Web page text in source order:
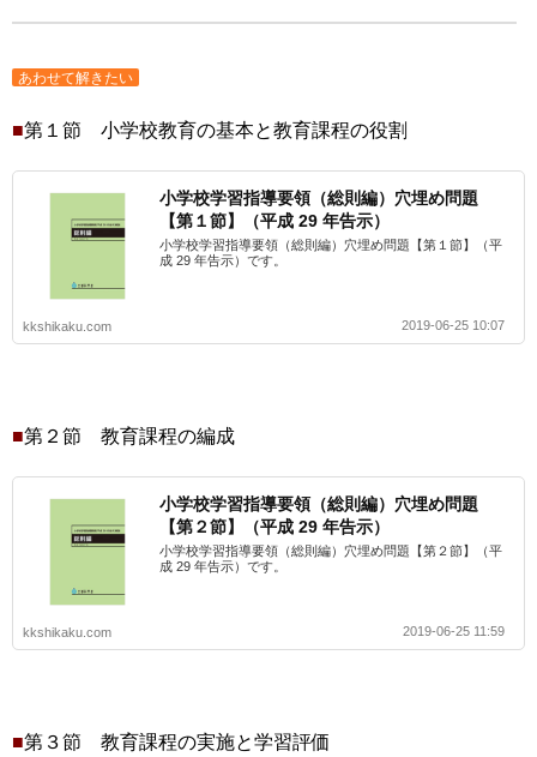
あわせて解きたい
■第１節 小学校教育の基本と教育課程の役割
小学校学習指導要領（総則編）穴埋め問題
【第１節】（平成 29 年告示）
小学校学習指導要領（総則編）穴埋め問題【第１節】（平
成 29 年告示）です。
kkshikaku.com 2019-06-25 10:07
■第２節 教育課程の編成
小学校学習指導要領（総則編）穴埋め問題
【第２節】（平成 29 年告示）
小学校学習指導要領（総則編）穴埋め問題【第２節】（平
成 29 年告示）です。
kkshikaku.com 2019-06-25 11:59
■第３節 教育課程の実施と学習評価